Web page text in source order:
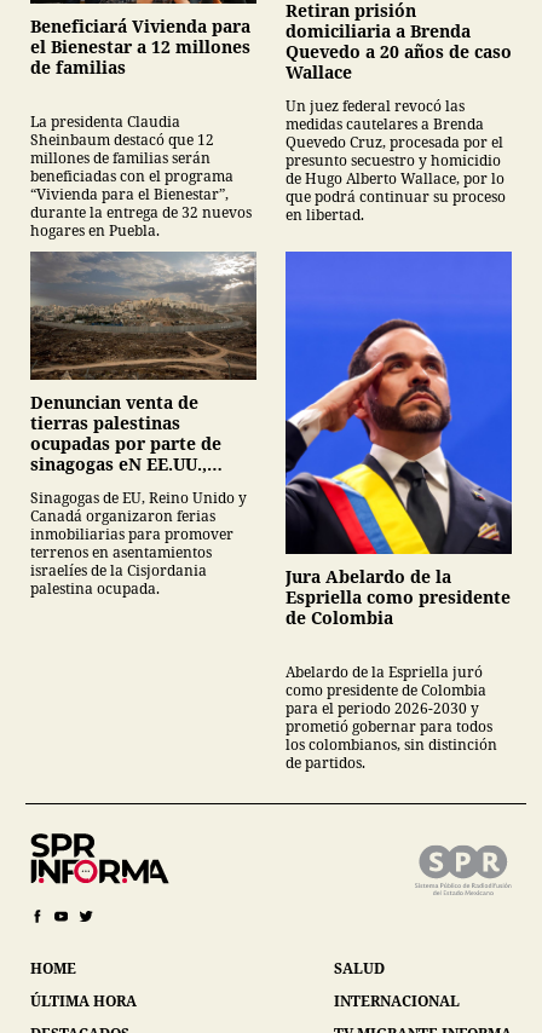
Beneficiará Vivienda para
el Bienestar a 12 millones
de familias
La presidenta Claudia
Sheinbaum destacó que 12
millones de familias serán
beneficiadas con el programa
“Vivienda para el Bienestar”,
durante la entrega de 32 nuevos
hogares en Puebla.
Retiran prisión
domiciliaria a Brenda
Quevedo a 20 años de caso
Wallace
Un juez federal revocó las
medidas cautelares a Brenda
Quevedo Cruz, procesada por el
presunto secuestro y homicidio
de Hugo Alberto Wallace, por lo
que podrá continuar su proceso
en libertad.
Denuncian venta de
tierras palestinas
ocupadas por parte de
sinagogas eN EE.UU.,
Sinagogas de EU, Reino Unido y
Canadá organizaron ferias
inmobiliarias para promover
terrenos en asentamientos
israelíes de la Cisjordania
palestina ocupada.
Jura Abelardo de la
Espriella como presidente
de Colombia
Abelardo de la Espriella juró
como presidente de Colombia
para el periodo 2026-2030 y
prometió gobernar para todos
los colombianos, sin distinción
de partidos.
HOME
ÚLTIMA HORA
SALUD
INTERNACIONAL